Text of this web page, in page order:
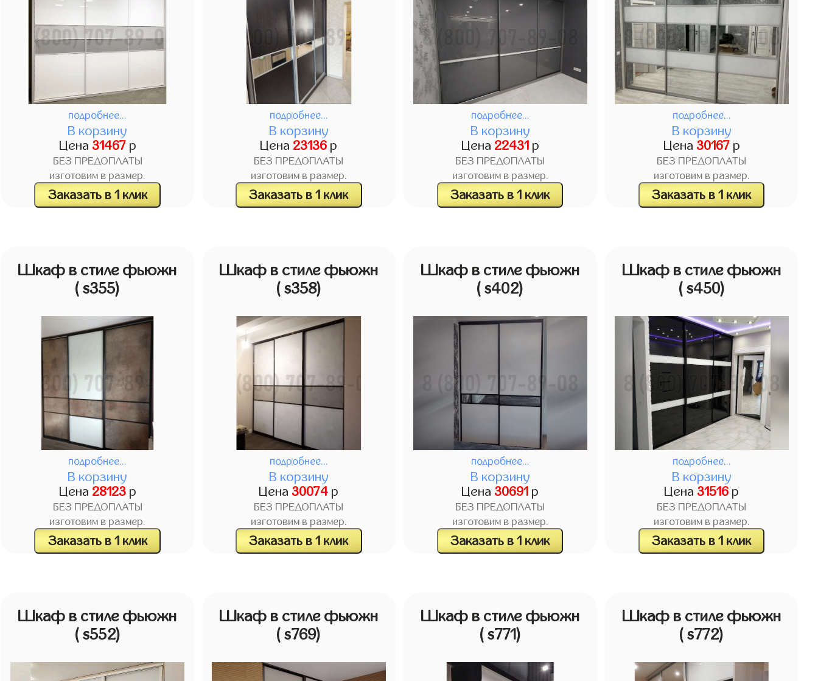
подробнее...
В корзину
Цена 31467р
БЕЗ ПРЕДОПЛАТЫ
изготовим в размер.
Заказать в 1 клик
подробнее...
В корзину
Цена 23136 р
БЕЗ ПРЕДОПЛАТЫ
изготовим в размер.
Заказать в 1 клик
подробнее...
В корзину
Цена 22431 р
БЕЗ ПРЕДОПЛАТЫ
изготовим в размер.
Заказать в 1 клик
подробнее...
В корзину
Цена 30167р
БЕЗ ПРЕДОПЛАТЫ
изготовим в размер.
Заказать в 1 клик
Шкаф в стиле фьюжн
( s355)
подробнее...
В корзину
Цена 28123р
БЕЗ ПРЕДОПЛАТЫ
изготовим в размер.
Заказать в 1 клик
Шкаф в стиле фьюжн
( s358)
подробнее...
В корзину
Цена 30074 р
БЕЗ ПРЕДОПЛАТЫ
изготовим в размер.
Заказать в 1 клик
Шкаф в стиле фьюжн
( s402)
подробнее...
В корзину
Цена 30691 р
БЕЗ ПРЕДОПЛАТЫ
изготовим в размер.
Заказать в 1 клик
Шкаф в стиле фьюжн
( s450)
подробнее...
В корзину
Цена 31516 р
БЕЗ ПРЕДОПЛАТЫ
изготовим в размер.
Заказать в 1 клик
Шкаф в стиле фьюжн
( s552)
Шкаф в стиле фьюжн
( s769)
Шкаф в стиле фьюжн
( s771)
Шкаф в стиле фьюжн
( s772)